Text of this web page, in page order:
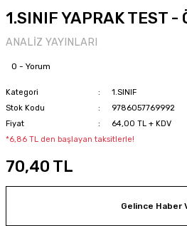
1.SINIF YAPRAK TEST -
ANALİZ YAYINLARI
0 - Yorum
Kategori
1.SINIF
Stok Kodu
9786057769992
Fiyat
64,00 TL + KDV
*6,86 TL den başlayan taksitlerle!
70,40 TL
Gelince Haber